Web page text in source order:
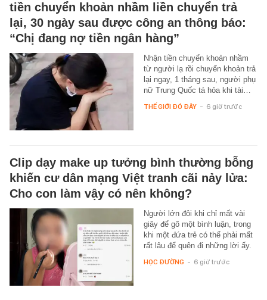
tiền chuyển khoản nhầm liền chuyển trả
lại, 30 ngày sau được công an thông báo:
“Chị đang nợ tiền ngân hàng”
Nhận tiền chuyển khoản nhầm
từ người lạ rồi chuyển khoản trả
lại ngay, 1 tháng sau, người phụ
nữ Trung Quốc tá hỏa khi tài…
THẾ GIỚI ĐÓ ĐÂY - 6 giờ trước
Clip dạy make up tưởng bình thường bỗng
khiến cư dân mạng Việt tranh cãi nảy lửa:
Cho con làm vậy có nên không?
Người lớn đôi khi chỉ mất vài
giây để gõ một bình luận, trong
khi một đứa trẻ có thể phải mất
rất lâu để quên đi những lời ấy.
HỌC ĐƯỜNG - 6 giờ trước